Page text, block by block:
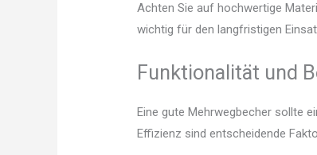
Achten Sie auf hochwertige
wichtig für den langfristigen
Funktionalität und
Eine gute Mehrwegbecher sollte
Effizienz sind entscheidende